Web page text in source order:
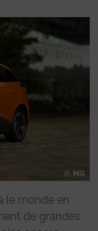
le monde en
de grandes